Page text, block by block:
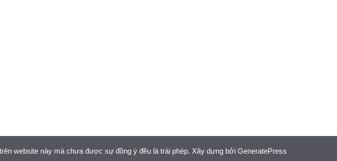
website này mà chưa được sự đồng ý đều là trái phép. Xây dựng bởi GeneratePress